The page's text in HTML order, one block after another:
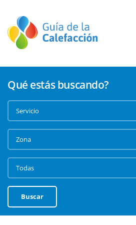
Qué estás buscando?
Buscar